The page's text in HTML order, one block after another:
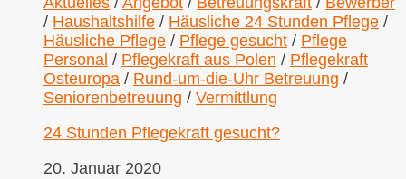
/ Haushaltshilfe / Häusliche 24 Stunden Pflege /
Häusliche Pflege / Pflege gesucht / Pflege
Personal / Pflegekraft aus Polen / Pflegekraft
Osteuropa / Rund-um-die-Uhr Betreuung /
Seniorenbetreuung / Vermittlung
24 Stunden Pflegekraft gesucht?
20. Januar 2020